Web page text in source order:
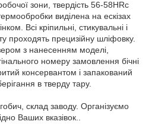
зони, твердість 56-58HRc
виділена на ескізах
Всі кріпильні, стикувальні і
проходять прецизійну шліфовку.
з нанесенням моделі,
номеру замовлення бічні
консервантом і запакований
в тверду тару.
склад заводу. Організуємо
Ваших вказівок..